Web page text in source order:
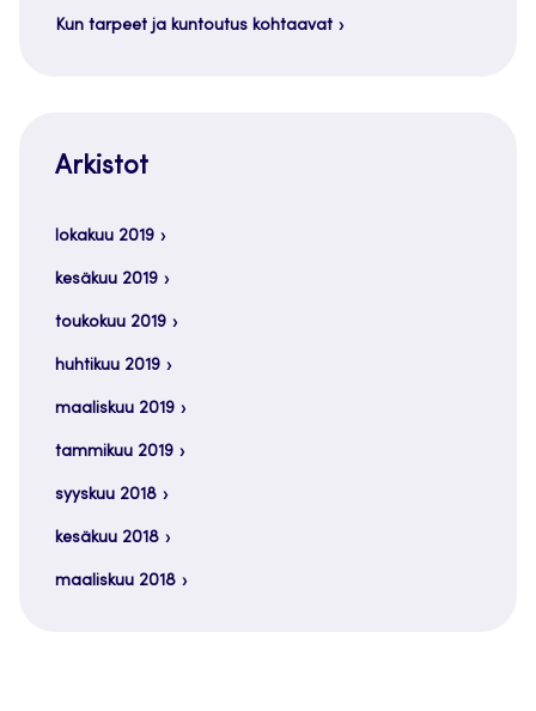
Kun tarpeet ja kuntoutus kohtaavat
Arkistot
lokakuu 2019
kesäkuu 2019
toukokuu 2019
huhtikuu 2019
maaliskuu 2019
tammikuu 2019
syyskuu 2018
kesäkuu 2018
maaliskuu 2018